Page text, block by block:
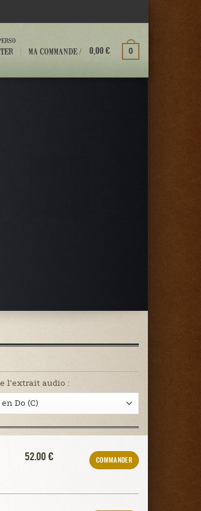
MA COMMANDE / 0,00€ 0
l’extrait audio :
52.00 € COMMANDER